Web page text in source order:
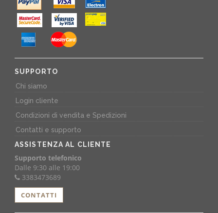
SUPPORTO
Chi siamo
Login cliente
Condizioni di vendita e Spedizioni
Contatti e supporto
ASSISTENZA AL CLIENTE
Supporto telefonico
Dalle 9:30 alle 19:00
3383473689
CONTATTI